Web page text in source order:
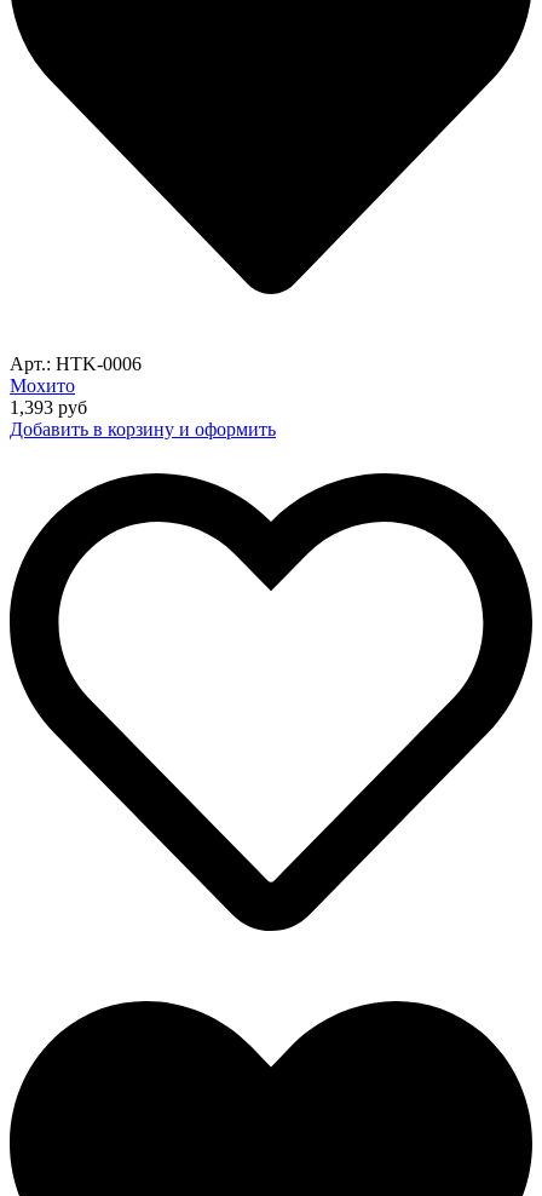
Арт.: HTK-0006
Мохито
1,393 руб
Добавить в корзину и оформить